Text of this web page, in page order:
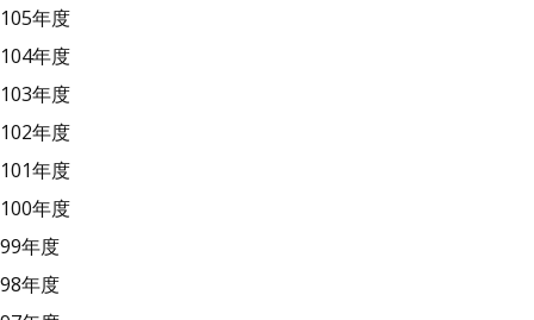
105年度
104年度
103年度
102年度
101年度
100年度
99年度
98年度